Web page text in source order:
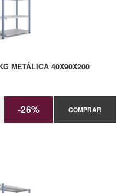
METÁLICA 40X90X200
-26% COMPRAR